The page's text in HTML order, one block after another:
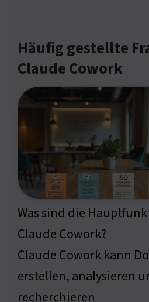
Häufig gestellte
Claude Cowork
Was sind die
Claude Cowork?
Claude Cowork kann
erstellen, analysieren
recherchieren